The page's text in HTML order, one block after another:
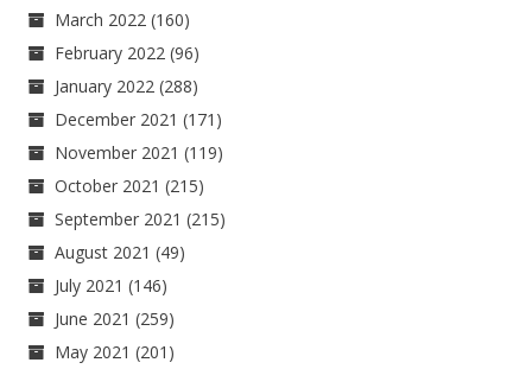
March 2022 (160)
February 2022 (96)
January 2022 (288)
December 2021 (171)
November 2021 (119)
October 2021 (215)
September 2021 (215)
August 2021 (49)
July 2021 (146)
June 2021 (259)
May 2021 (201)